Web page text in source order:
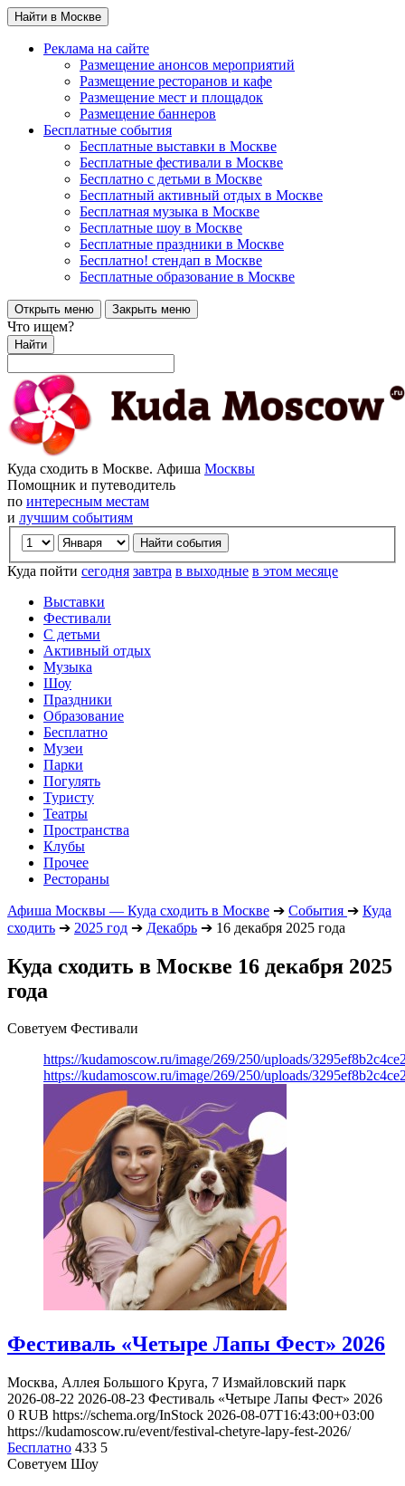
Найти в Москве
Реклама на сайте
Размещение анонсов мероприятий
Размещение ресторанов и кафе
Размещение мест и площадок
Размещение баннеров
Бесплатные события
Бесплатные выставки в Москве
Бесплатные фестивали в Москве
Бесплатно с детьми в Москве
Бесплатный активный отдых в Москве
Бесплатная музыка в Москве
Бесплатные шоу в Москве
Бесплатные праздники в Москве
Бесплатно! стендап в Москве
Бесплатные образование в Москве
Открыть меню Закрыть меню
Что ищем?
Найти
Куда сходить в Москве. Афиша Москвы
Помощник и путеводитель
по интересным местам
и лучшим событиям
Куда пойти сегодня завтра в выходные в этом месяце
Выставки
Фестивали
С детьми
Активный отдых
Музыка
Шоу
Праздники
Образование
Бесплатно
Музеи
Парки
Погулять
Туристу
Театры
Пространства
Клубы
Прочее
Рестораны
Афиша Москвы — Куда сходить в Москве ➔ События ➔ Куда
сходить ➔ 2025 год ➔ Декабрь ➔ 16 декабря 2025 года
Куда сходить в Москве 16 декабря 2025
года
Советуем Фестивали
https://kudamoscow.ru/image/269/250/uploads/
https://kudamoscow.ru/image/269/250/uploads/
Фестиваль «Четыре Лапы Фест» 2026
Москва, Аллея Большого Круга, 7 Измайловский парк
2026-08-22 2026-08-23 Фестиваль «Четыре Лапы Фест» 2026
0 RUB https://schema.org/InStock 2026-08-07T16:43:00+03:00
https://kudamoscow.ru/event/festival-chetyre-lapy-fest-2026/
Бесплатно 433 5
Советуем Шоу